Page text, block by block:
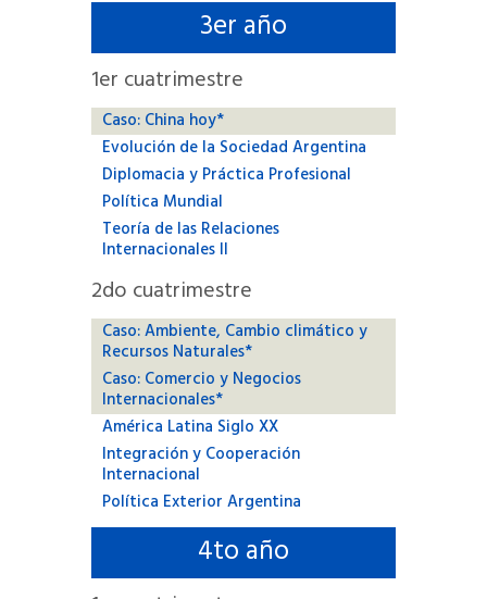
3er año
1er cuatrimestre
Caso: China hoy*
Evolución de la Sociedad Argentina
Diplomacia y Práctica Profesional
Política Mundial
Teoría de las Relaciones
Internacionales II
2do cuatrimestre
Caso: Ambiente, Cambio climático y
Recursos Naturales*
Caso: Comercio y Negocios
Internacionales*
América Latina Siglo XX
Integración y Cooperación
Internacional
Política Exterior Argentina
4to año